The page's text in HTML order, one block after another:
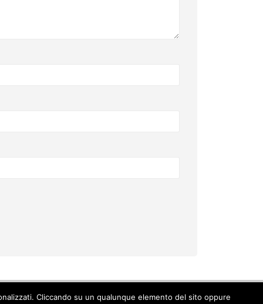
Cliccando su un qualunque elemento del sito oppure